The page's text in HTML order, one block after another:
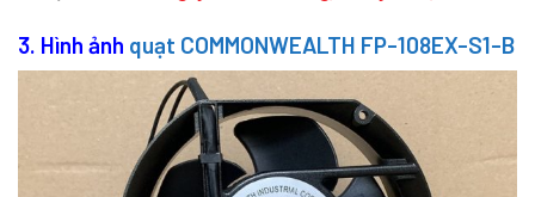
3. Hình ảnh quạt COMMONWEALTH FP-108EX-S1-B